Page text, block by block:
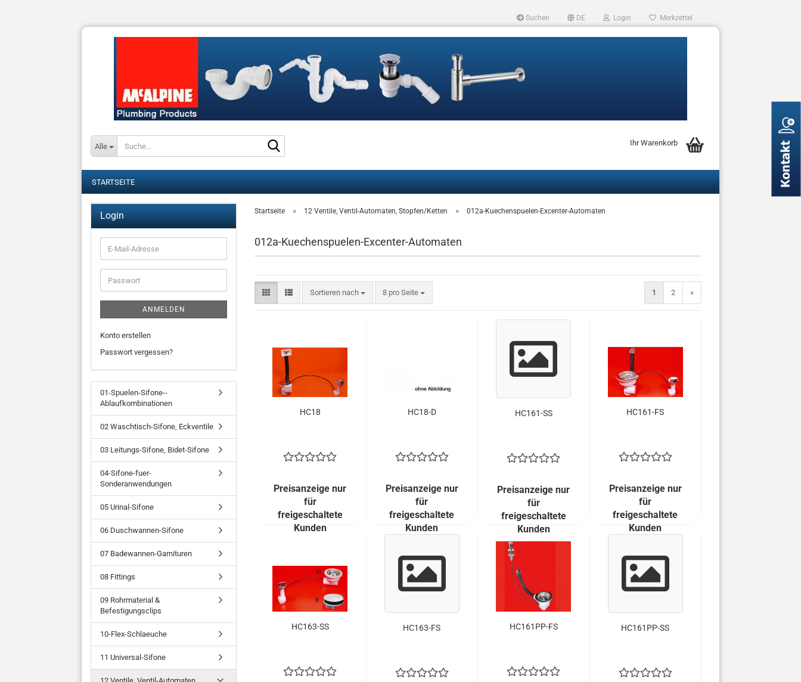
Suchen DE Login Merkzettel
Alle Ihr Warenkorb
STARTSEITE
Startseite » 12 Ventile, Ventil-Automaten, Stopfen/Ketten » 012a-Kuechenspuelen-Excenter-Automaten
012a-Kuechenspuelen-Excenter-Automaten
Sortieren nach
Sortieren nach 8 pro Seite
pro Seite 1 2 »
HC18
Preisanzeige nur
für
freigeschaltete
Kunden
HC18-D
Preisanzeige nur
für
freigeschaltete
Kunden
HC161-SS
Preisanzeige nur
für
freigeschaltete
Kunden
HC161-FS
Preisanzeige nur
für
freigeschaltete
Kunden
HC163-SS HC163-FS HC161PP-FS HC161PP-SS
Login
E-
Mail-
Adresse
Passwort
ANMELDEN
Konto erstellen
Passwort vergessen?
01-Spuelen-Sifone--
Ablaufkombinationen
02 Waschtisch-Sifone, Eckventile
03 Leitungs-Sifone, Bidet-Sifone
04-Sifone-fuer-
Sonderanwendungen
05 Urinal-Sifone
06 Duschwannen-Sifone
07 Badewannen-Garnituren
08 Fittings
09 Rohrmaterial &
Befestigungsclips
10-Flex-Schlaeuche
11 Universal-Sifone